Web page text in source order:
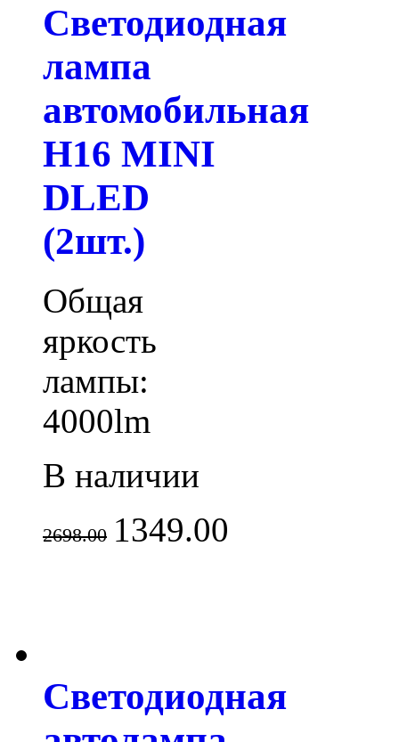
Светодиодная
лампа
автомобильная
H16 MINI
DLED
(2шт.)
Общая
яркость
лампы:
4000lm
В наличии
2698.00 1349.00
Светодиодная